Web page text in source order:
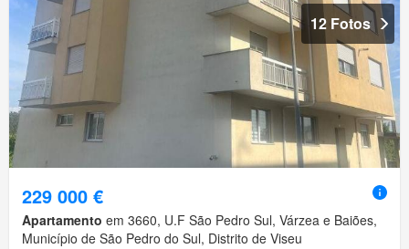
12 Fotos
229 000 €
Apartamento em 3660, U.F São Pedro Sul, Várzea e Baiões,
Município de São Pedro do Sul, Distrito de Viseu